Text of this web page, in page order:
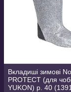
Вкладиші зимові
PROTECT (для
YUKON) р. 40